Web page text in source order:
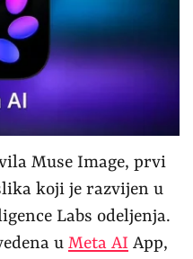
Muse Image, prvi
koji je razvijen u
Labs odeljenja.
u Meta AI App,